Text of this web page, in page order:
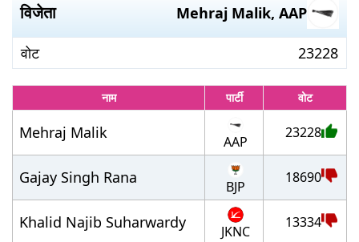
विजेता Mehraj Malik, AAP
वोट 23228
नाम पार्टी वोट
Mehraj Malik AAP
23228
Gajay Singh Rana BJP
18690
Khalid Najib Suharwardy JKNC
13334